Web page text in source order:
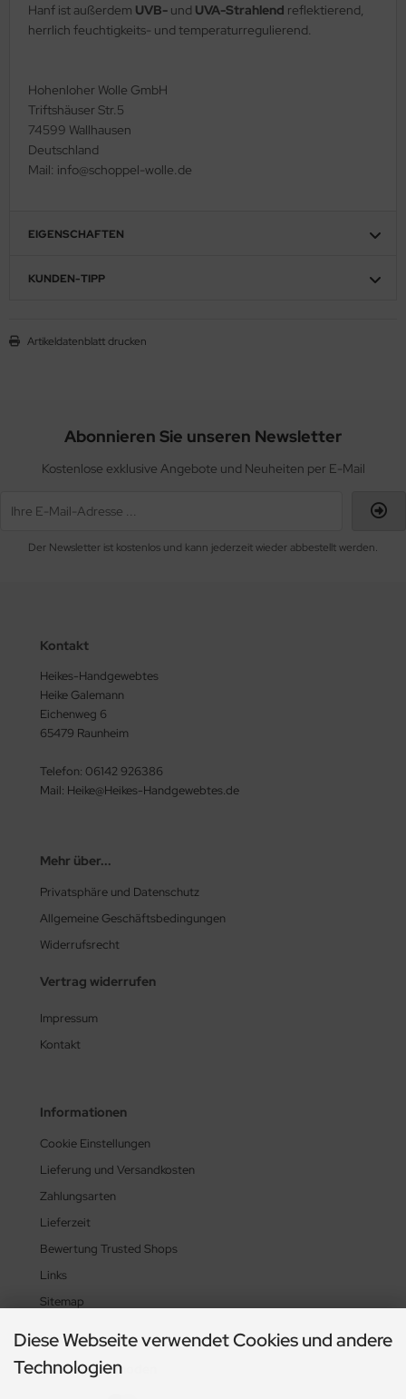
Hanf ist außerdem UVB- und UVA-Strahlend reflektierend,
herrlich feuchtigkeits- und temperaturregulierend.
Hohenloher Wolle GmbH
Triftshäuser Str.5
74599 Wallhausen
Deutschland
Mail: info@schoppel-wolle.de
EIGENSCHAFTEN
KUNDEN-TIPP
Artikeldatenblatt drucken
Abonnieren Sie unseren Newsletter
Kostenlose exklusive Angebote und Neuheiten per E-Mail
Der Newsletter ist kostenlos und kann jederzeit wieder abbestellt werden.
Kontakt
Heikes-Handgewebtes
Heike Galemann
Eichenweg 6
65479 Raunheim
Telefon: 06142 926386
Mail: Heike@Heikes-Handgewebtes.de
Mehr über...
Privatsphäre und Datenschutz
Allgemeine Geschäftsbedingungen
Widerrufsrecht
Vertrag widerrufen
Impressum
Kontakt
Informationen
Cookie Einstellungen
Lieferung und Versandkosten
Zahlungsarten
Lieferzeit
Bewertung Trusted Shops
Links
Sitemap
Zahlungsmethoden
Diese Webseite verwendet Cookies und andere
Technologien